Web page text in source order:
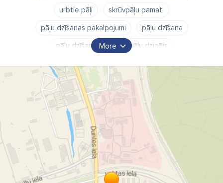
urbtie pāļi
skrūvpāļu pamati
pāļu dzīšanas pakalpojumi
pāļu dzīšana
pāļu dzīšana Rīga
pāļu dzinējs
pāļu pamatu izbūve
pāļu pamatu izbūve Rīga
pāļu urbšanas iekārtas
urbpāļi
pāļi pamati
pāļu izbūves darbi
pāļu izbūves darbi Rīga
pāļu pamatu izveide
pāļu pamatu izveide Rīga
delzsbetona urbpāļi
dzelzsbetona pāļi
dzelzsbetona pāļi Rīga
More